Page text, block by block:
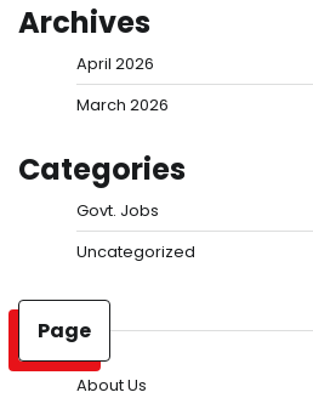
Archives
April 2026
March 2026
Categories
Govt. Jobs
Uncategorized
Page
About Us